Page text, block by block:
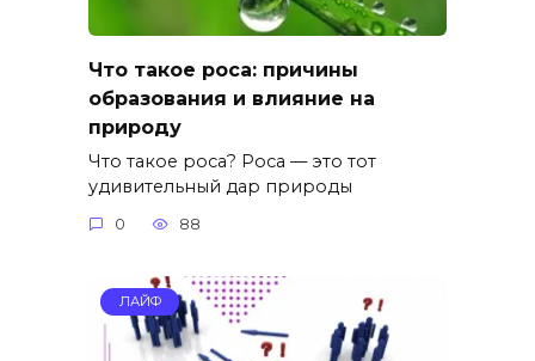
Что такое роса: причины
образования и влияние на
природу
Что такое роса? Роса — это тот
удивительный дар природы
0 88
ЛАЙФ